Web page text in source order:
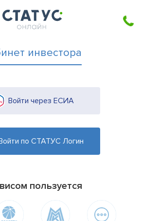
инвестора
Войти через ЕСИА
по СТАТУС Логин
пользуется